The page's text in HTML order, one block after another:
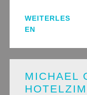
WEITERLES
EN
MICHAEL